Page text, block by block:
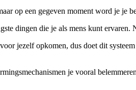
op een gegeven moment word je je
dingen die je als mens kunt
jezelf opkomen, dus doet dit
je vooral